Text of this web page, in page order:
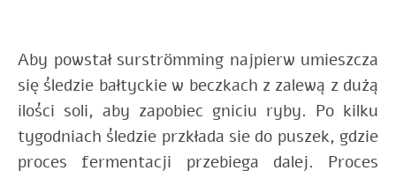
Aby powstał surströmming najpierw umieszcza
się śledzie bałtyckie w beczkach z zalewą z dużą
ilości soli, aby zapobiec gniciu ryby. Po kilku
tygodniach śledzie przkłada sie do puszek, gdzie
proces fermentacji przebiega dalej. Proces